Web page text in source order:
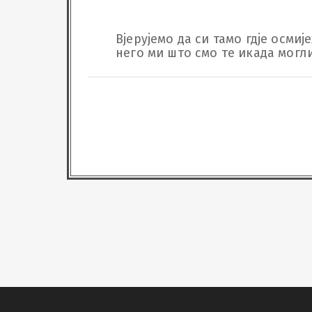
Вјерујемо да си тамо гдје
него ми што смо те икада